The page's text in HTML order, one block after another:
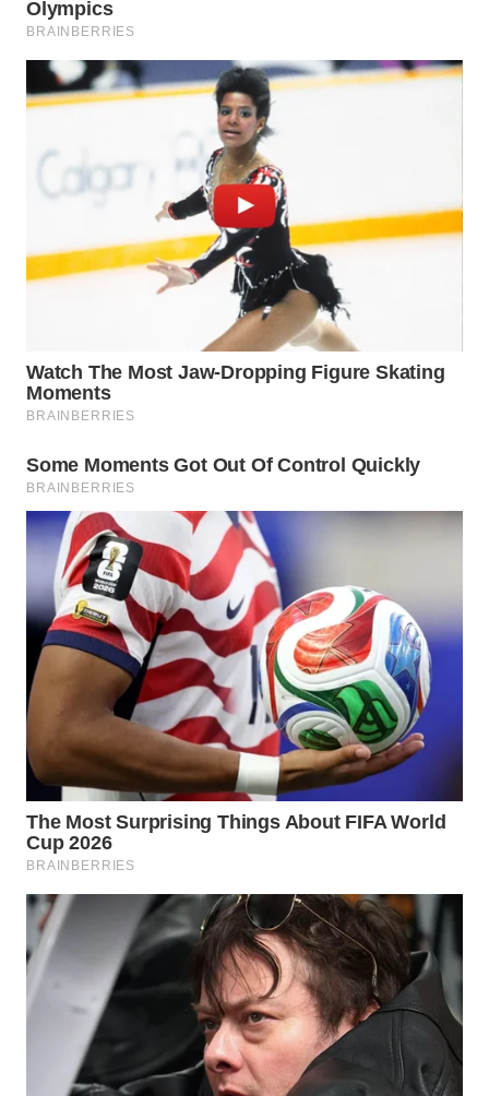
WN
LABUHANBATU
TENGAH
SERDANG
WN
PAKPAK
WN
KARAWANG
WN
BEKASI
WN
BOGOR
DEPOK
WN
TAPANULI
UTARA
WN
SAMOSIR
PADANG
LAWAS